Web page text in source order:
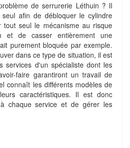
de serrurerie Léthuin ? Il
afin de débloquer le cylindre
tout seul le mécanisme au risque
et de casser entièrement une
purement bloquée par exemple.
dans ce type de situation, il est
services d'un spécialiste dont les
faire garantiront un travail de
connaît les différents modèles de
caractéristiques. Il est donc
chaque service et de gérer les